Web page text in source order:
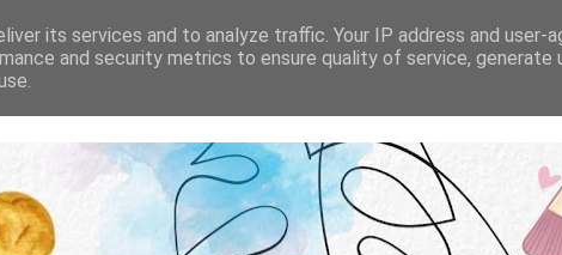
STRONA GŁÓWNA O MNIE WSPÓŁPRACA
its services and to analyze traffic. Your IP address and user-
and security metrics to ensure quality of service, generate